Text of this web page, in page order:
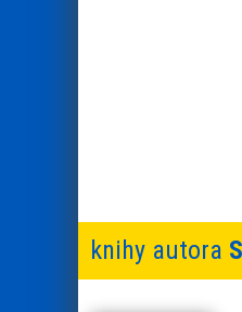
knihy autora